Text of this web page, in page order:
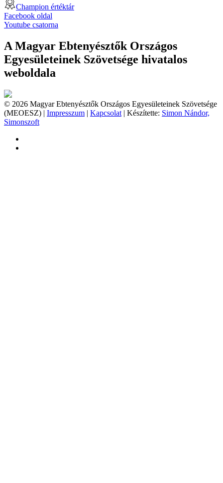
Champion értéktár
Facebook oldal
Youtube csatorna
A Magyar Ebtenyésztők Országos
Egyesületeinek Szövetsége hivatalos
weboldala
© 2026 Magyar Ebtenyésztők Országos Egyesületeinek Szövetsége
(MEOESZ) | Impresszum | Kapcsolat | Készítette: Simon Nándor,
Simonszoft